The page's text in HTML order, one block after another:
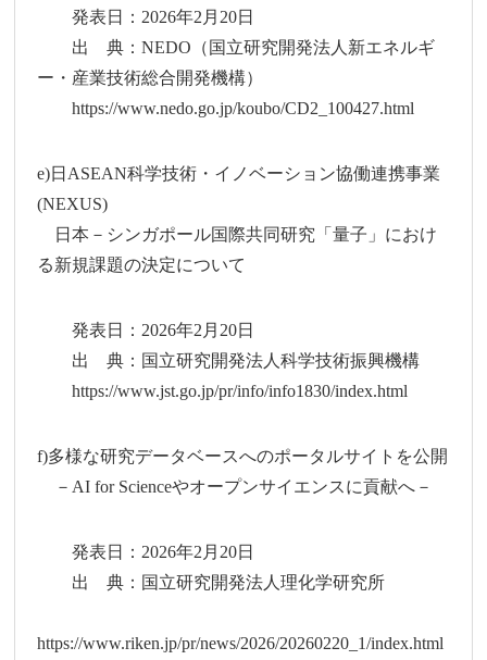
発表日：2026年2月20日
出 典：NEDO（国立研究開発法人新エネルギ
ー・産業技術総合開発機構）
https://www.nedo.go.jp/koubo/CD2_100427.html
e)日ASEAN科学技術・イノベーション協働連携事業
(NEXUS)
日本－シンガポール国際共同研究「量子」におけ
る新規課題の決定について
発表日：2026年2月20日
出 典：国立研究開発法人科学技術振興機構
https://www.jst.go.jp/pr/info/info1830/index.html
f)多様な研究データベースへのポータルサイトを公開
－AI for Scienceやオープンサイエンスに貢献へ－
発表日：2026年2月20日
出 典：国立研究開発法人理化学研究所
https://www.riken.jp/pr/news/2026/20260220_1/index.html